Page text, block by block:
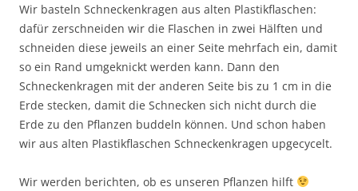
Wir basteln Schneckenkragen aus alten Plastikflaschen:
dafür zerschneiden wir die Flaschen in zwei Hälften und
schneiden diese jeweils an einer Seite mehrfach ein, damit
so ein Rand umgeknickt werden kann. Dann den
Schneckenkragen mit der anderen Seite bis zu 1 cm in die
Erde stecken, damit die Schnecken sich nicht durch die
Erde zu den Pflanzen buddeln können. Und schon haben
wir aus alten Plastikflaschen Schneckenkragen upgecycelt.
Wir werden berichten, ob es unseren Pflanzen hilft